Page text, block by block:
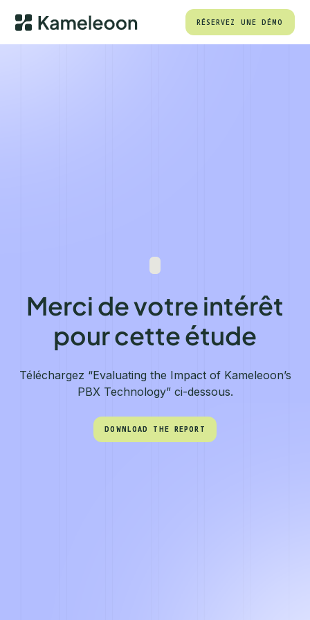
RÉSERVEZ UNE DÉMO
Merci de votre intérêt
pour cette étude
Téléchargez “Evaluating the Impact of Kameleoon’s
PBX Technology” ci-dessous.
DOWNLOAD THE REPORT
DOWNLOAD THE REPORT